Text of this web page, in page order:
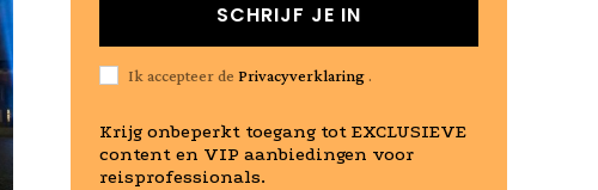
SCHRIJF JE IN
Ik accepteer de Privacyverklaring .
Krijg onbeperkt toegang tot EXCLUSIEVE
content en VIP aanbiedingen voor
reisprofessionals.